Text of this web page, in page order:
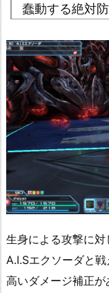
蠢動する絶対
生身による攻撃に
A.I.Sエクソーダと戦
高いダメージ補正